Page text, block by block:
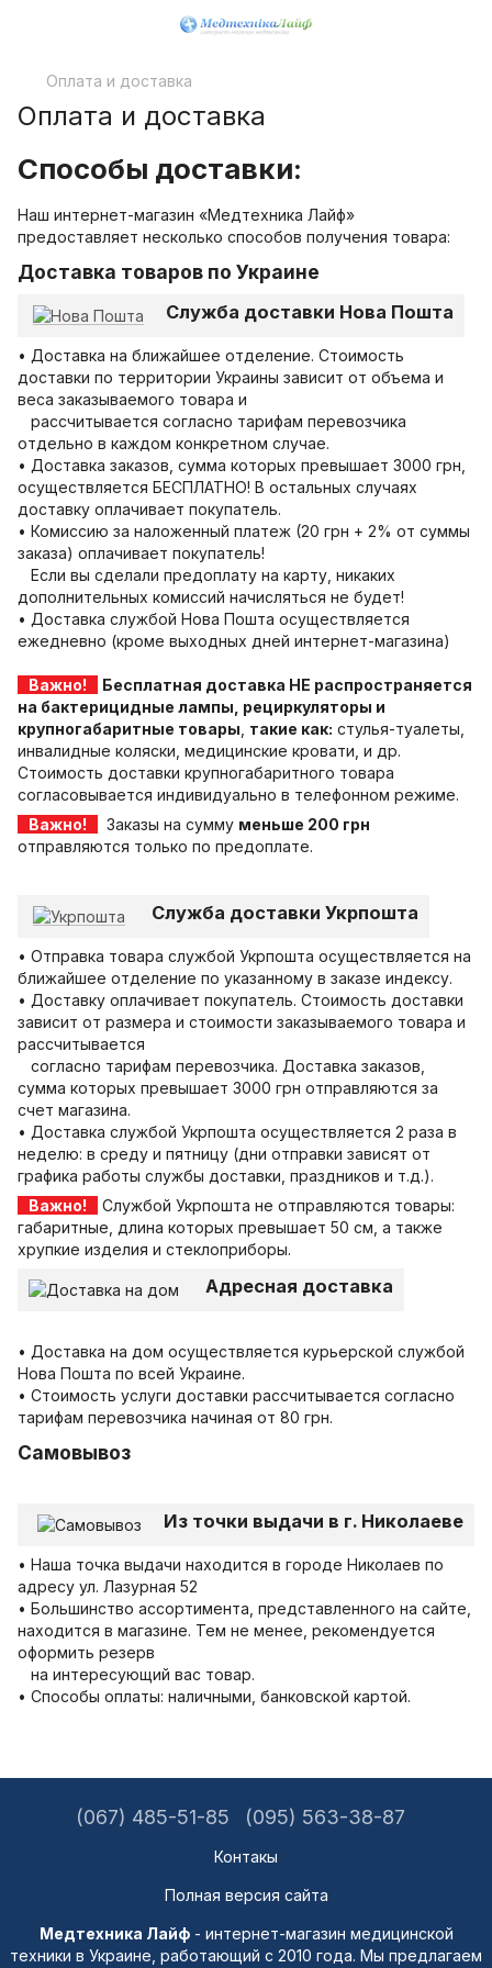
Оплата и доставка
Оплата и доставка
Способы доставки:
Наш интернет-магазин «Медтехника Лайф»
предоставляет несколько способов получения товара:
Доставка товаров по Украине
Служба доставки Нова Пошта
• Доставка на ближайшее отделение. Стоимость
доставки по территории Украины зависит от объема и
веса заказываемого товара и
рассчитывается согласно тарифам перевозчика
отдельно в каждом конкретном случае.
• Доставка заказов, сумма которых превышает 3000 грн,
осуществляется БЕСПЛАТНО! В остальных случаях
доставку оплачивает покупатель.
• Комиссию за наложенный платеж (20 грн + 2% от суммы
заказа) оплачивает покупатель!
Если вы сделали предоплату на карту, никаких
дополнительных комиссий начисляться не будет!
• Доставка службой Нова Пошта осуществляется
ежедневно (кроме выходных дней интернет-магазина)
Важно!
Бесплатная доставка НЕ распространяется
на бактерицидные лампы, рециркуляторы и
крупногабаритные товары такие как: стулья-туалеты,
инвалидные коляски, медицинские кровати, и др.
Стоимость доставки крупногабаритного товара
согласовывается индивидуально в телефонном режиме.
Важно!
Заказы на сумму меньше 200 грн
отправляются только по предоплате.
Служба доставки Укрпошта
• Отправка товара службой Укрпошта осуществляется на
ближайшее отделение по указанному в заказе индексу.
• Доставку оплачивает покупатель. Стоимость доставки
зависит от размера и стоимости заказываемого товара и
рассчитывается
согласно тарифам перевозчика. Доставка заказов,
сумма которых превышает 3000 грн отправляются за
счет магазина.
• Доставка службой Укрпошта осуществляется 2 раза в
неделю: в среду и пятницу (дни отправки зависят от
графика работы службы доставки, праздников и т.д.).
Важно!
Службой Укрпошта не отправляются товары:
габаритные, длина которых превышает 50 см, а также
хрупкие изделия и стеклоприборы.
Адресная доставка
• Доставка на дом осуществляется курьерской службой
Нова Пошта по всей Украине.
• Стоимость услуги доставки рассчитывается согласно
тарифам перевозчика начиная от 80 грн.
Самовывоз
Из точки выдачи в г. Николаеве
• Наша точка выдачи находится в городе Николаев по
адресу ул. Лазурная 52
• Большинство ассортимента, представленного на сайте,
находится в магазине. Тем не менее, рекомендуется
оформить резерв
на интересующий вас товар.
• Способы оплаты: наличными, банковской картой.
(067) 485-51-85 (095) 563-38-87
Контакы
Полная версия сайта
Медтехника Лайф- интернет-магазин медицинской
техники в Украине, работающий с 2010 года. Мы предлагаем